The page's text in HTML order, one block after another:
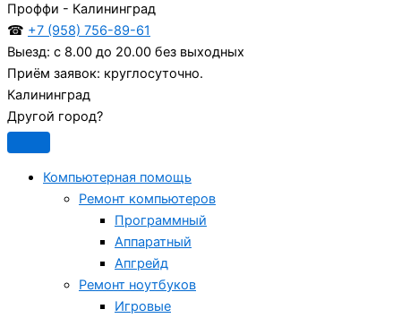
Проффи - Калининград
☎ +7 (958) 756-89-61
Выезд: с 8.00 до 20.00 без выходных
Приём заявок: круглосуточно.
Калининград
Другой город?
Компьютерная помощь
Ремонт компьютеров
Программный
Аппаратный
Апгрейд
Ремонт ноутбуков
Игровые